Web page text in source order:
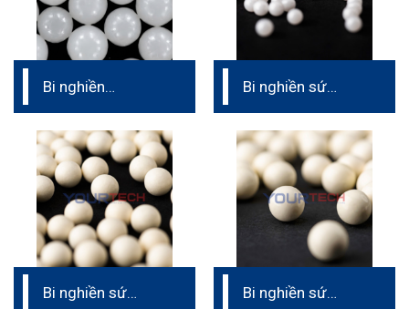
Bi nghiền
Bi nghiền sứ
Bi nghiền sứ
Bi nghiền sứ